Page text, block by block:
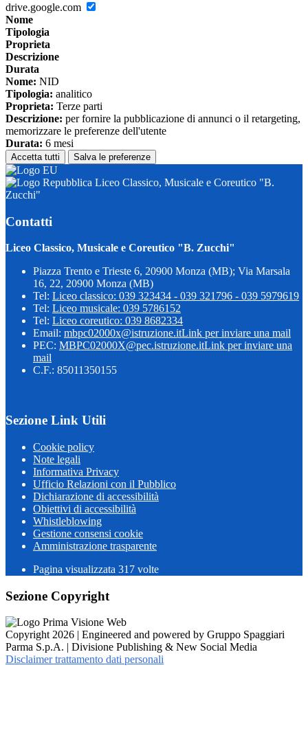
drive.google.com
Nome
Tipologia
Proprieta
Descrizione
Durata
Nome: NID
Tipologia: analitico
Proprieta: Terze parti
Descrizione: per fornire la pubblicazione di annunci o il retargeting,
memorizzare le preferenze dell'utente
Durata: 6 mesi
Accetta tutti Salva le preferenze
Liceo Classico, Musicale e Coreutico "B.
Zucchi"
Contatti
Liceo Classico, Musicale e Coreutico "B. Zucchi"
Piazza Trento e Trieste 6, 20900 Monza (MB); Via Marsala
16, 22, 20900 Monza (MB)
Tel: Liceo classico: 039 323434 - 039 321796 - 039 5979619
Tel: Liceo musicale: 039 5786152
Tel: Liceo coreutico: 039 8682334
Email: mbpc02000x@istruzione.itLink per inviare una mail
PEC: MBPC02000X@pec.istruzione.itLink per inviare una
mail
C.F.: 85011350155
Sezione Link Utili
Cookie policy
Note legali
Informativa Privacy
Ufficio Relazioni con il Pubblico
Dichiarazione di accessibilità
Obiettivi di accessibilità
Whistleblowing
Gestione consensi cookie
Amministrazione trasparente
Pagina visualizzata 317 volte
Sezione Copyright
Copyright 2026 | Engineered and powered by Gruppo Spaggiari
Parma S.p.A. | Divisione Publishing & New Social Media
Disclaimer trattamento dati personali